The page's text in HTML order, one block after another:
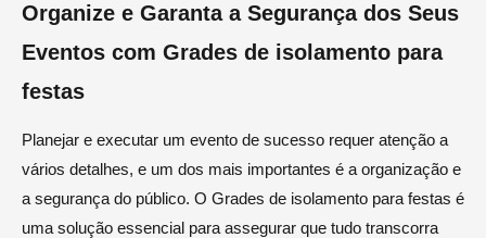
Organize e Garanta a Segurança dos Seus
Eventos com Grades de isolamento para
festas
Planejar e executar um evento de sucesso requer atenção a
vários detalhes, e um dos mais importantes é a organização e
a segurança do público. O Grades de isolamento para festas é
uma solução essencial para assegurar que tudo transcorra